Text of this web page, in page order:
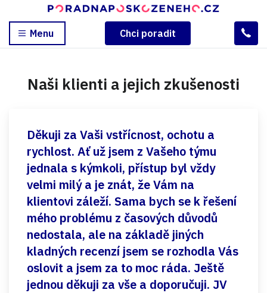
Menu Chci poradit
Naši klienti a jejich zkušenosti
Děkuji za Vaši vstřícnost, ochotu a
rychlost. Ať už jsem z Vašeho týmu
jednala s kýmkoli, přístup byl vždy
velmi milý a je znát, že Vám na
klientovi záleží. Sama bych se k řešení
mého problému z časových důvodů
nedostala, ale na základě jiných
kladných recenzí jsem se rozhodla Vás
oslovit a jsem za to moc ráda. Ještě
jednou děkuji za vše a doporučuji. JV